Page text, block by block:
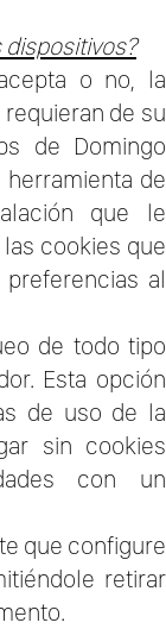
o no, la
de su
de Domingo
de
que le
cookies que
al
de todo tipo
Esta opción
de uso de la
sin cookies
con un
que configure
retirar